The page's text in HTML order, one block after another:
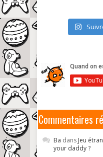
Commentaires
Ba dans Jeu
your daddy ?